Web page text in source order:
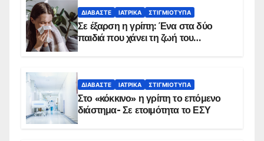
ΔΙΑΒΆΣΤΕ ΙΑΤΡΙΚΆ ΣΤΙΓΜΙΌΤΥΠΑ
Σε έξαρση η γρίπη: Ένα στα δύο
παιδιά που χάνει τη ζωή του
ΔΙΑΒΆΣΤΕ ΙΑΤΡΙΚΆ ΣΤΙΓΜΙΌΤΥΠΑ
Στο «κόκκινο» η γρίπη το επόμενο
διάστημα- Σε ετοιμότητα το ΕΣΥ